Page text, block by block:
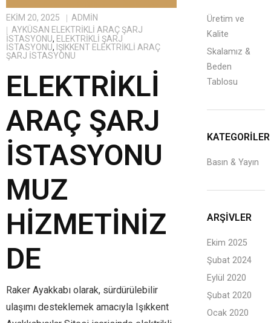
EKIM 20, 2025
ADMIN
AYKÜSAN ELEKTRIKLI ARAÇ ŞARJ
İSTASYONU, ELEKTRIKLI ŞARJ
İSTASYONU, IŞIKKENT ELEKTRIKLI ARAÇ
ŞARJ İSTASYONU
ELEKTRIKLI
ARAÇ ŞARJ
İSTASYONU
MUZ
HIZMETINIZ
DE
Raker Ayakkabı olarak, sürdürülebilir
ulaşımı desteklemek amacıyla Işıkkent
Üretim ve
Kalite
Skalamız &
Beden
Tablosu
KATEGORILER
Basın & Yayın
ARŞIVLER
Ekim 2025
Şubat 2024
Eylül 2020
Şubat 2020
Ocak 2020